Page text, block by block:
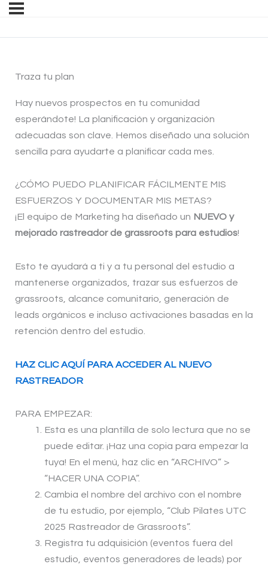
Traza tu plan
Hay nuevos prospectos en tu comunidad
esperándote! La planificación y organización
adecuadas son clave. Hemos diseñado una solución
sencilla para ayudarte a planificar cada mes.
¿CÓMO PUEDO PLANIFICAR FÁCILMENTE MIS
ESFUERZOS Y DOCUMENTAR MIS METAS?
¡El equipo de Marketing ha diseñado un NUEVO y
mejorado rastreador de grassroots para estudios!
Esto te ayudará a ti y a tu personal del estudio a
mantenerse organizados, trazar sus esfuerzos de
grassroots, alcance comunitario, generación de
leads orgánicos e incluso activaciones basadas en la
retención dentro del estudio.
HAZ CLIC AQUÍ PARA ACCEDER AL NUEVO
RASTREADOR
PARA EMPEZAR:
Esta es una plantilla de solo lectura que no se
puede editar. ¡Haz una copia para empezar la
tuya! En el menú, haz clic en “ARCHIVO” >
“HACER UNA COPIA”.
Cambia el nombre del archivo con el nombre
de tu estudio, por ejemplo, “Club Pilates UTC
2025 Rastreador de Grassroots”.
Registra tu adquisición (eventos fuera del
estudio, eventos generadores de leads) por